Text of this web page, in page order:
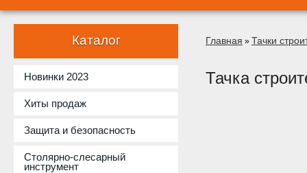
Каталог
Новинки 2023
Хиты продаж
Защита и безопасность
Столярно-слесарный
инструмент
Главная » Тачки
Тачка